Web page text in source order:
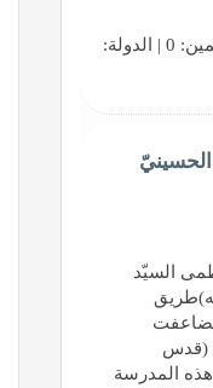
الحسينيّ
السيّد
تضاعفت
(قدس
المدرسة